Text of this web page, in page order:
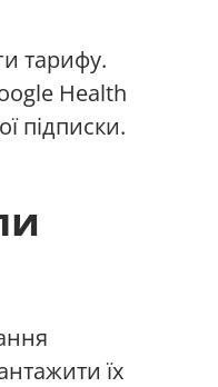
тарифу.
Health
підписки.
їх